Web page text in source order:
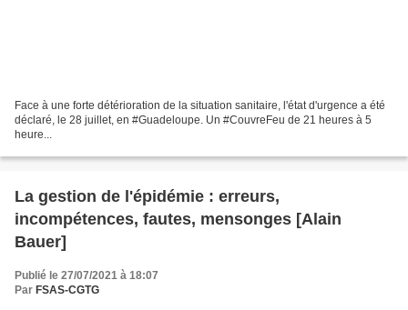
Face à une forte détérioration de la situation sanitaire, l'état d'urgence a été
déclaré, le 28 juillet, en #Guadeloupe. Un #CouvreFeu de 21 heures à 5
heure...
La gestion de l'épidémie : erreurs,
incompétences, fautes, mensonges [Alain
Bauer]
Publié le 27/07/2021 à 18:07
Par FSAS-CGTG